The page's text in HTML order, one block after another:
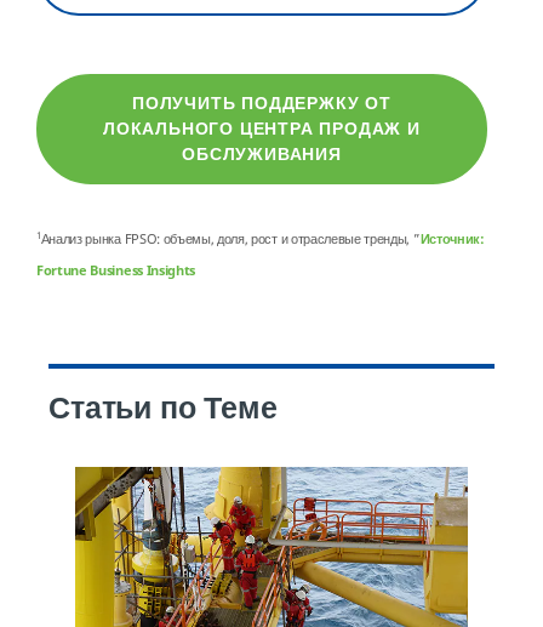
ПОЛУЧИТЬ ПОДДЕРЖКУ ОТ
ЛОКАЛЬНОГО ЦЕНТРА ПРОДАЖ И
ОБСЛУЖИВАНИЯ
1Анализ рынка FPSO: объемы, доля, рост и отраслевые тренды, ”Источник:
Fortune Business Insights
Статьи по Теме